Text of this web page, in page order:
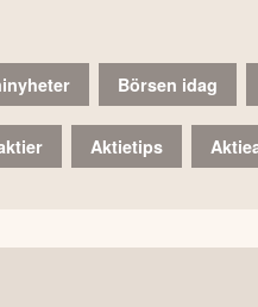
Börsen idag
Aktietips